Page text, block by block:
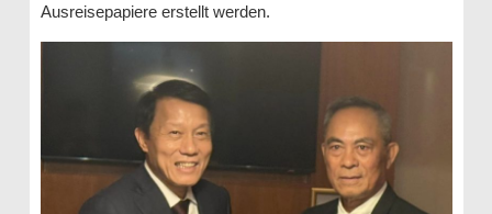
Ausreisepapiere erstellt werden.